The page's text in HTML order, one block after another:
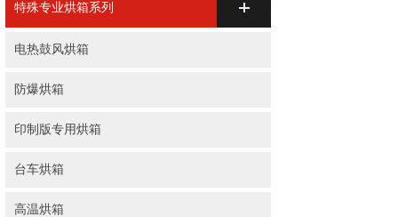
特殊专业烘箱系列
电热鼓风烘箱
防爆烘箱
印制版专用烘箱
台车烘箱
高温烘箱